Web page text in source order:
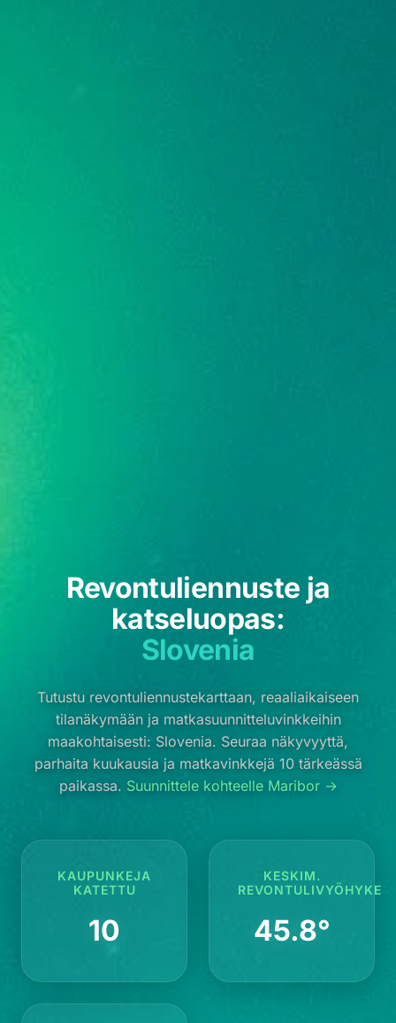
Revontuliennuste ja
katseluopas:
Slovenia
Tutustu revontuliennustekarttaan, reaaliaikaiseen
tilanäkymään ja matkasuunnitteluvinkkeihin
maakohtaisesti: Slovenia. Seuraa näkyvyyttä,
parhaita kuukausia ja matkavinkkejä 10 tärkeässä
paikassa. Suunnittele kohteelle Maribor →
KAUPUNKEJA
KATETTU
10
KESKIM.
REVONTULIVYÖHYKE
45.8°